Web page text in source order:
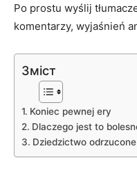
Po prostu wyślij
komentarzy, wyjaśnień
Зміст
Koniec pewnej ery
Dlaczego jest to
Dziedzictwo odrzucone